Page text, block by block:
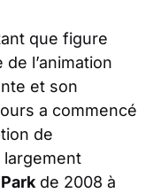
que figure
l’animation
et son
a commencé
de
de 2008 à